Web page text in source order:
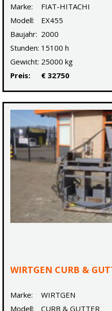
Marke:
FIAT-HITACHI
Modell:
EX455
Baujahr: 2000
Stunden: 15100 h
Gewicht: 25000 kg
Preis:
€ 32750
WIRTGEN CURB &
Marke:
WIRTGEN
Modell:
CURB & GUTTER